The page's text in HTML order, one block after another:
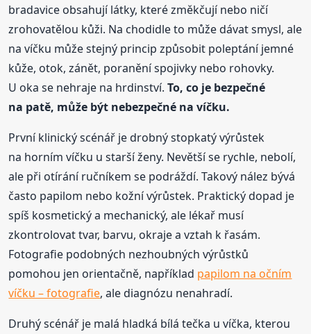
bradavice obsahují látky, které změkčují nebo ničí
zrohovatělou kůži. Na chodidle to může dávat smysl, ale
na víčku může stejný princip způsobit poleptání jemné
kůže, otok, zánět, poranění spojivky nebo rohovky.
U oka se nehraje na hrdinství.To, co je bezpečné
na patě, může být nebezpečné na víčku.
První klinický scénář je drobný stopkatý výrůstek
na horním víčku u starší ženy. Nevětší se rychle, nebolí,
ale při otírání ručníkem se podráždí. Takový nález bývá
často papilom nebo kožní výrůstek. Praktický dopad je
spíš kosmetický a mechanický, ale lékař musí
zkontrolovat tvar, barvu, okraje a vztah k řasám.
Fotografie podobných nezhoubných výrůstků
pomohou jen orientačně, například papilom na očním
víčku – fotografie, ale diagnózu nenahradí.
Druhý scénář je malá hladká bílá tečka u víčka, kterou